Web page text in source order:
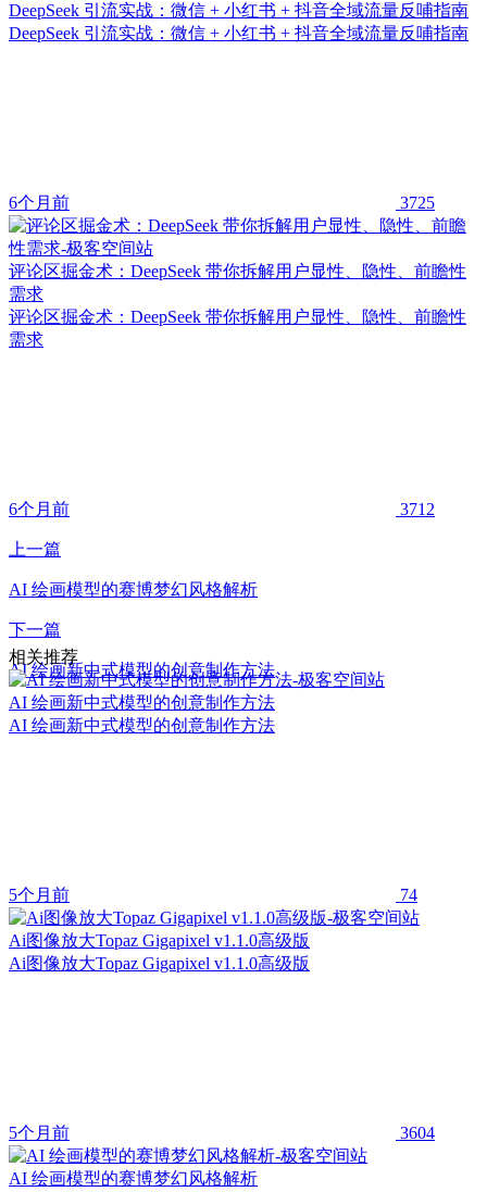
DeepSeek 引流实战：微信 + 小红书 + 抖音全域流量反哺指南
DeepSeek 引流实战：微信 + 小红书 + 抖音全域流量反哺指南
6个月前 3725
评论区掘金术：DeepSeek 带你拆解用户显性、隐性、前瞻性
需求
评论区掘金术：DeepSeek 带你拆解用户显性、隐性、前瞻性
需求
6个月前 3712
上一篇
AI 绘画模型的赛博梦幻风格解析
下一篇
AI 绘画新中式模型的创意制作方法
相关推荐
AI 绘画新中式模型的创意制作方法
AI 绘画新中式模型的创意制作方法
5个月前 74
Ai图像放大Topaz Gigapixel v1.1.0高级版
Ai图像放大Topaz Gigapixel v1.1.0高级版
5个月前 3604
AI 绘画模型的赛博梦幻风格解析